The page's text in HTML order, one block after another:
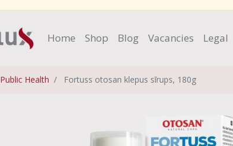
Home Shop Blog Vacancies Legal
Public Health Fortuss otosan klepus sīrups, 180g